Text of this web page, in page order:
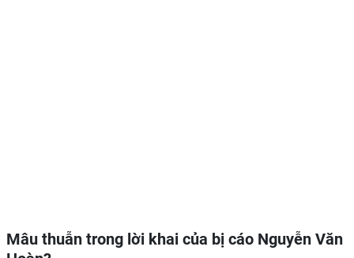
Mâu thuẫn trong lời khai của bị cáo Nguyễn Văn